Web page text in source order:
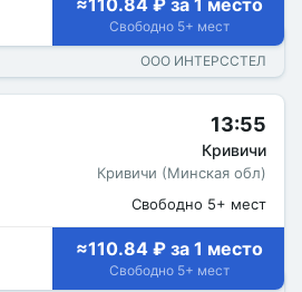
≈110.84 ₽ за 1 место
Свободно 5+ мест
ООО ИНТЕРССТЕЛ
13:55
Кривичи
Кривичи (Минская обл)
Свободно 5+ мест
≈110.84 ₽ за 1 место
Свободно 5+ мест